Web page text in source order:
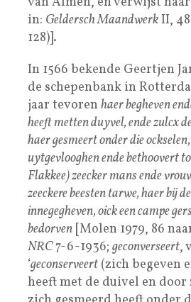
in: Geldersch MaandwerkII,
128)].
In 1566 bekende Geertjen
de schepenbank in
jaar tevoren haer begheven
heeft metten duyvel, ende zulcx
haer gesmeert onder die
uytgevlooghen ende bethoovert
Flakkee) zeecker mans ende
zeeckere beesten tarwe, haer bij
innegegheven, oick een campe
bedorven [Molen 1979, 86
NRC7-6-1936; geconverseert,
‘geconserveert (zich begeven
heeft met de duivel en door